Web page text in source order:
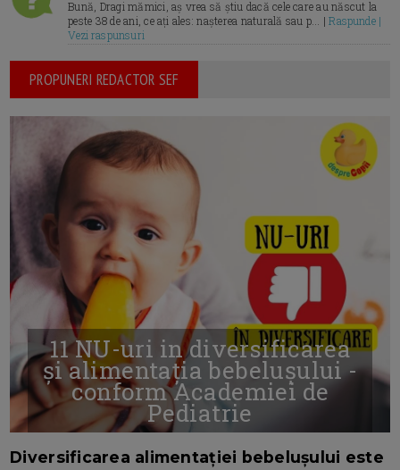
Bună, Dragi mămici, aș vrea să știu dacă cele care au născut la
peste 38 de ani, ce ați ales: nașterea naturală sau p... |Raspunde |
Vezi raspunsuri
PROPUNERI REDACTOR SEF
11 NU-uri in diversificarea
și alimentația bebelușului -
conform Academiei de
Pediatrie
Diversificarea alimentației bebelușului este